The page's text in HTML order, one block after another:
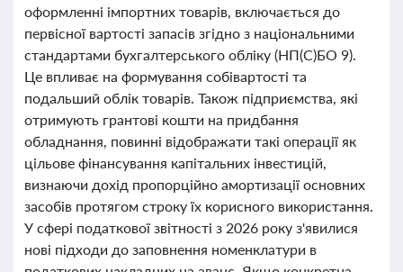
оформленні імпортних товарів, включається до
первісної вартості запасів згідно з національними
стандартами бухгалтерського обліку (НП(С)БО 9).
Це впливає на формування собівартості та
подальший облік товарів. Також підприємства, які
отримують грантові кошти на придбання
обладнання, повинні відображати такі операції як
цільове фінансування капітальних інвестицій,
визнаючи дохід пропорційно амортизації основних
засобів протягом строку їх корисного використання.
У сфері податкової звітності з 2026 року з'явилися
нові підходи до заповнення номенклатури в